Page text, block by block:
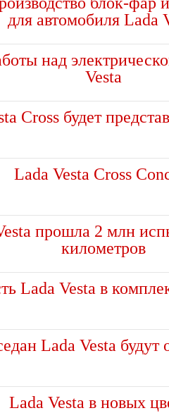
для автомобиля Lada
над
Vesta
Cross будет
Lada Vesta Cross
прошла 2 млн
километров
Lada Vesta в
Lada Vesta будут
Lada Vesta в новых